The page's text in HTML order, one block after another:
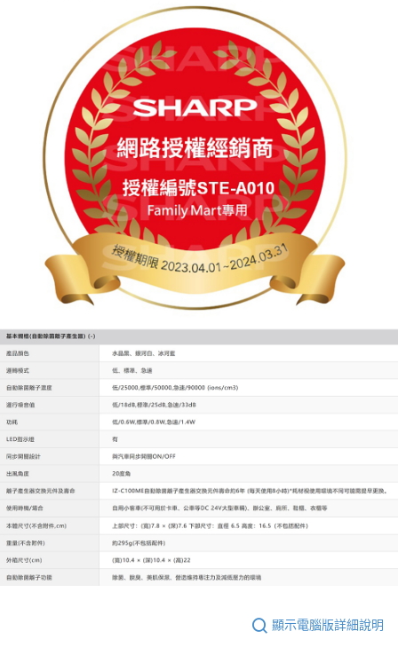
顯示電腦版詳細說明